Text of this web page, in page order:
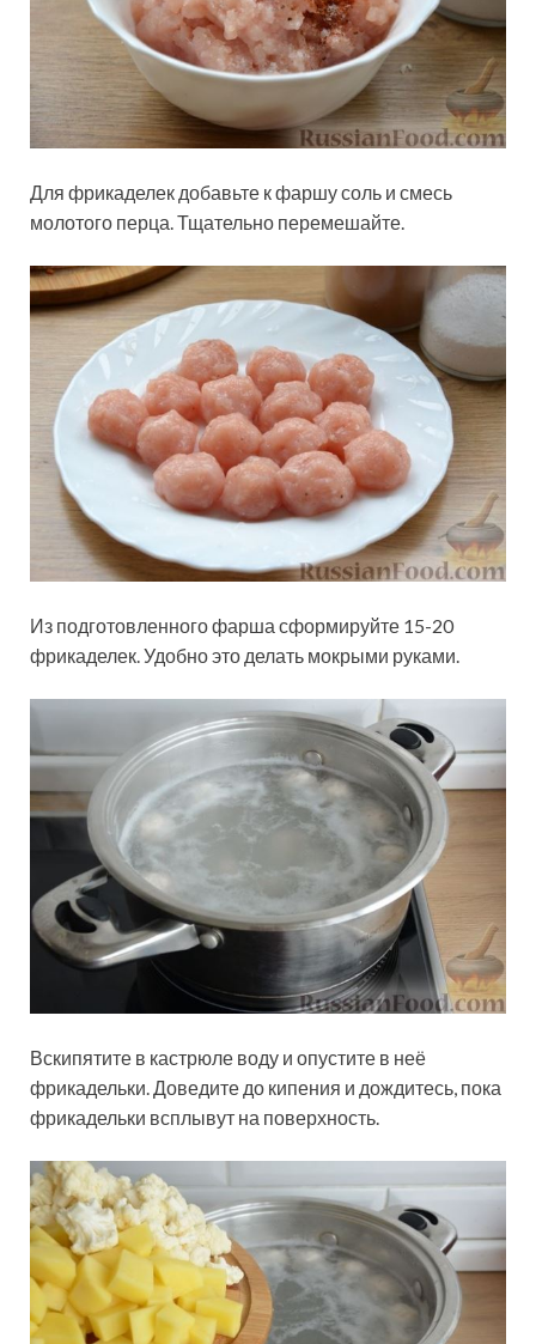
Для фрикаделек добавьте к фаршу соль и смесь
молотого перца. Тщательно перемешайте.
Из подготовленного фарша сформируйте 15-20
фрикаделек. Удобно это делать мокрыми руками.
Вскипятите в кастрюле воду и опустите в неё
фрикадельки. Доведите до кипения и дождитесь, пока
фрикадельки всплывут на поверхность.